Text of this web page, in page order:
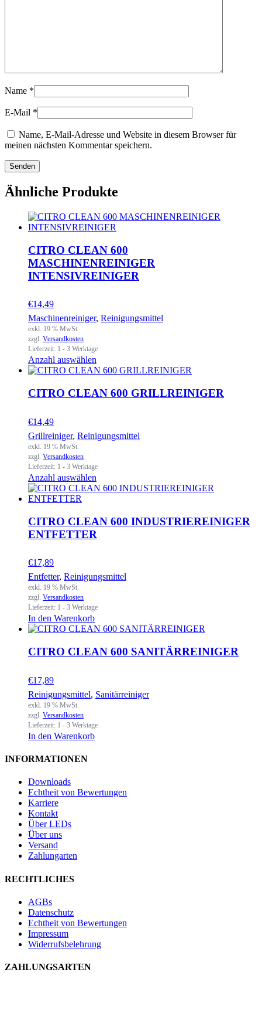
Name *
E-Mail *
Name, E-Mail-Adresse und Website in diesem Browser für
meinen nächsten Kommentar speichern.
Ähnliche Produkte
CITRO CLEAN 600
MASCHINENREINIGER
INTENSIVREINIGER
€14,49
Maschinenreiniger, Reinigungsmittel
exkl. 19 % MwSt.
zzgl. Versandkosten
Lieferzeit: 1 - 3 Werktage
Anzahl auswählen
CITRO CLEAN 600 GRILLREINIGER
€14,49
Grillreiniger, Reinigungsmittel
exkl. 19 % MwSt.
zzgl. Versandkosten
Lieferzeit: 1 - 3 Werktage
Anzahl auswählen
CITRO CLEAN 600 INDUSTRIEREINIGER
ENTFETTER
€17,89
Entfetter, Reinigungsmittel
exkl. 19 % MwSt.
zzgl. Versandkosten
Lieferzeit: 1 - 3 Werktage
In den Warenkorb
CITRO CLEAN 600 SANITÄRREINIGER
€17,89
Reinigungsmittel, Sanitärreiniger
exkl. 19 % MwSt.
zzgl. Versandkosten
Lieferzeit: 1 - 3 Werktage
In den Warenkorb
INFORMATIONEN
Downloads
Echtheit von Bewertungen
Karriere
Kontakt
Über LEDs
Über uns
Versand
Zahlungarten
RECHTLICHES
AGBs
Datenschutz
Echtheit von Bewertungen
Impressum
Widerrufsbelehrung
ZAHLUNGSARTEN